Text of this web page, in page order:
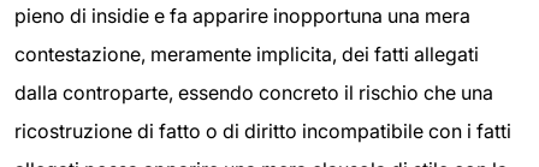
pieno di insidie e fa apparire inopportuna una mera
contestazione, meramente implicita, dei fatti allegati
dalla controparte, essendo concreto il rischio che una
ricostruzione di fatto o di diritto incompatibile con i fatti